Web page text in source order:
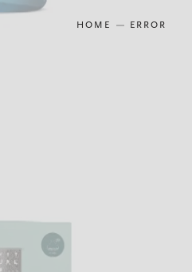
HOME ERROR